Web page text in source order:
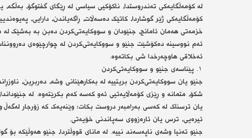
لە کۆمەڵگایەکی تەندروستدا، ناکۆکیی سیاسی لە ڕێگای گفتوگۆ، بەڵگە،
کۆمەڵگایەکی ژێر گوشاردا، کاتێک دەسەڵات، ڕاگەیاندن، دارایی،
خزمەتی هەمان ئامانج، جنێودان و سووکایەتی‌کردن دەبن بە بەشێک لە
ئەم نووسینە دەکۆشێت جنێو و سووکایەتی‌کردن لە چوارچێوەی
ئەخلاقی هاوچەرخدا شی بکاتەوە.
١. پێناسەی جنێو و سووکایەتی‌کردن
جنێو یان سووکایەتی‌کردن بریتییە لە بەکارهێنانی وشە، دەربڕین،
شکۆ، متمانە و ڕێزی کۆمەڵایەتیی ئەو کەسە کەم بکرێتەوە. لە
یان ترسناک لە کەسی بەرامبەر دروست بکات؛ وێنەیەک کە زۆرجار لەگەڵ
ئیرەیی، ترس یان ئارەزووی سەپاندنی خۆیەتی.
جنێو تەنیا وشەی ناپەسەند نییە. لە مانای قووڵتردا، جنێو هەوڵێکە